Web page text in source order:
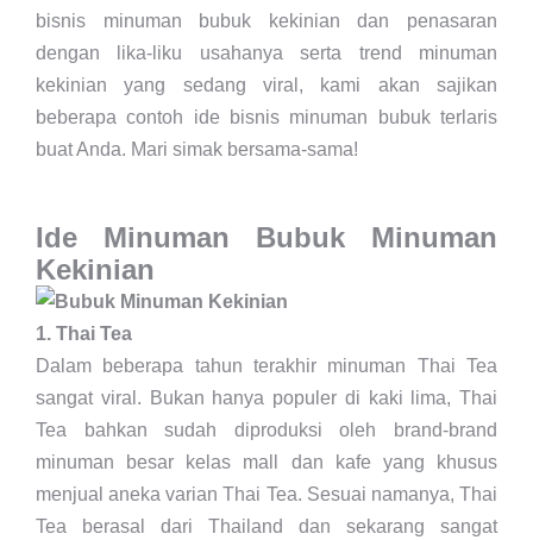
bisnis minuman bubuk kekinian dan penasaran
dengan lika-liku usahanya serta trend minuman
kekinian yang sedang viral, kami akan sajikan
beberapa contoh ide bisnis minuman bubuk terlaris
buat Anda. Mari simak bersama-sama!
Ide Minuman Bubuk Minuman
Kekinian
1. Thai Tea
Dalam beberapa tahun terakhir minuman Thai Tea
sangat viral. Bukan hanya populer di kaki lima, Thai
Tea bahkan sudah diproduksi oleh brand-brand
minuman besar kelas mall dan kafe yang khusus
menjual aneka varian Thai Tea. Sesuai namanya, Thai
Tea berasal dari Thailand dan sekarang sangat